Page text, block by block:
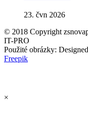
23. čvn 2026
© 2018 Copyright
IT-PRO
Použité obrázky: Designed
Freepik
×